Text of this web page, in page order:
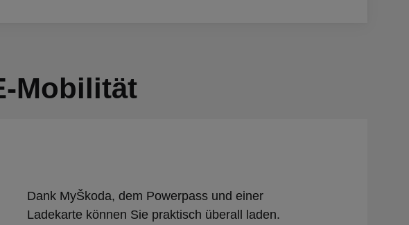
Mobilität
Dank MyŠkoda, dem Powerpass und einer
Ladekarte können Sie praktisch überall laden.